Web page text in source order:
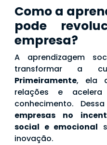
Como a
pode
empresa?
A aprendizagem
transformar a
Primeiramente, ela
relações e
conhecimento.
empresas no
social e emocional
inovação.